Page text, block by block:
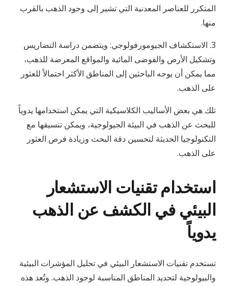
المتكرر للعناصر المعدنية التي تشير إلى وجود الذهب بالقرب
منها.
3. الاستكشاف الجيومورفولوجي: ويتضمن دراسة التضاريس
وتشكيل الأرض والفوضى المائية والمواقع المعرضة للذهب،
مما يمكن أن يوجه الباحثين إلى المناطق الأكثر احتمالاً للعثور
على الذهب.
تلك هي بعض الأساليب الكلاسيكية التي يمكن استخدامها يدوياً
للبحث عن الذهب في البيئة الجيولوجية، ويمكن تنسيقها مع
التكنولوجيا الحديثة لتحسين دقة البحث وزيادة فرص العثور
على الذهب.
استخدام تقنيات الاستشعار
البيئي في الكشف عن الذهب
يدوياً
تستخدم تقنيات الاستشعار البيئي في تحليل المؤشرات البيئية
والبيولوجية لتحديد المناطق المناسبة لوجود الذهب. وتُعد هذه